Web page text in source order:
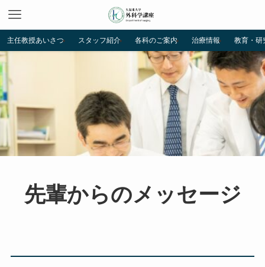
主任教授あいさつ スタッフ紹介 各科のご案内 治療情報 教育・研
先輩からのメッセージ